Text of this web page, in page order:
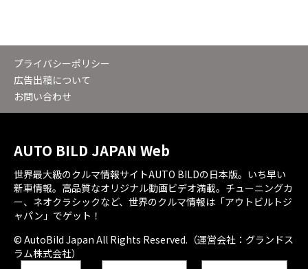
プライバシーポリシー
広告出稿について
お問い合わせ
AUTO BILD JAPAN Web
世界最大級のクルマ情報サイトAUTO BILDの日本版。いち早い
新車情報。高品質なオリジナル動画ビデオ満載。チューニングカ
ー、ネオクラシックなど、世界のクルマ情報は「アウトビルトジ
ャパン」でゲット！
© AutoBild Japan All Rights Reserved.（運営会社：グランドス
ラム株式会社）